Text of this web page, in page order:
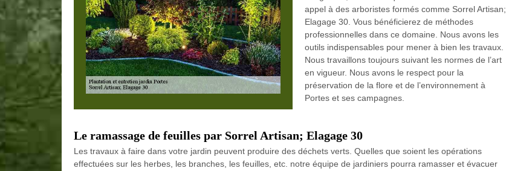
appel à des arboristes formés comme Sorrel Artisan;
Elagage 30. Vous bénéficierez de méthodes
professionnelles dans ce domaine. Nous avons les
outils indispensables pour mener à bien les travaux.
Nous travaillons toujours suivant les normes de l’art
en vigueur. Nous avons le respect pour la
préservation de la flore et de l’environnement à
Portes et ses campagnes.
Le ramassage de feuilles par Sorrel Artisan; Elagage 30
Les travaux à faire dans votre jardin peuvent produire des déchets verts. Quelles que soient les opérations
effectuées sur les herbes, les branches, les feuilles, etc. notre équipe de jardiniers pourra ramasser et évacuer